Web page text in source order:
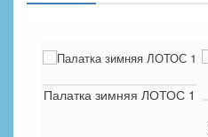
Палатка зимняя ЛОТОС 1